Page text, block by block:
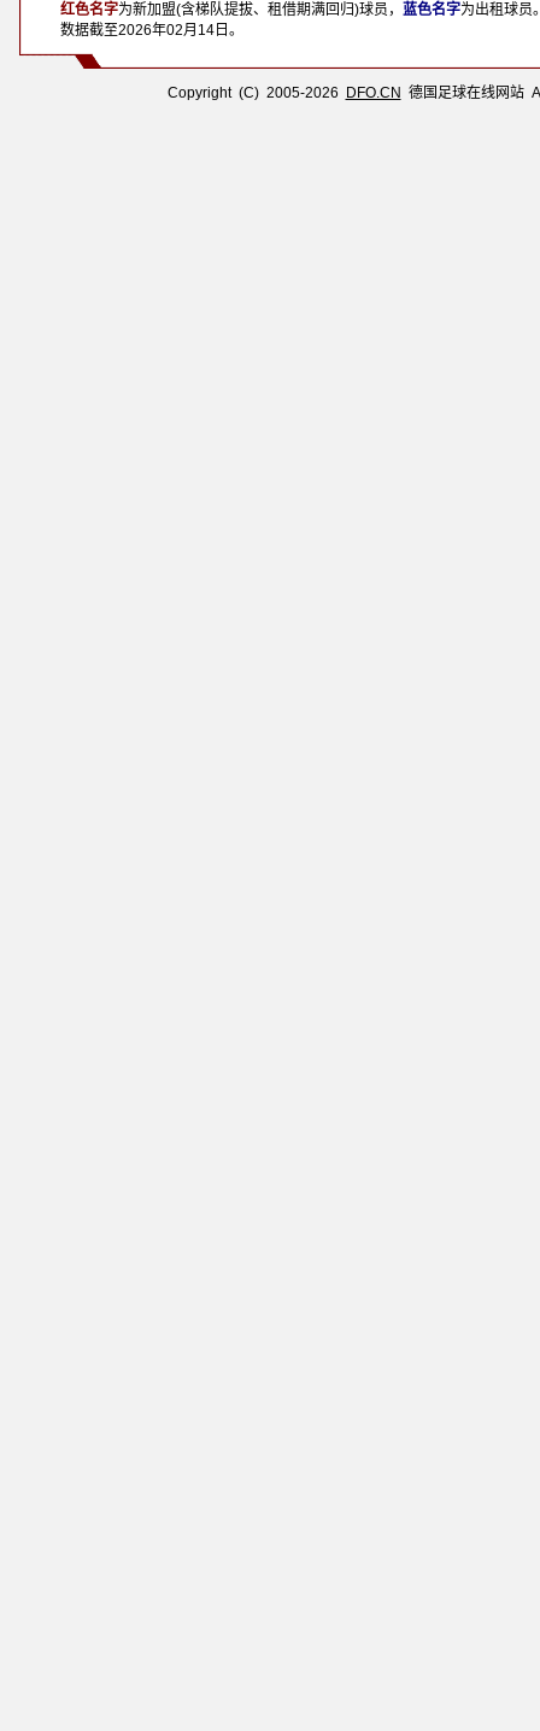
红色名字为新加盟(含梯队提拔、租借期满回归)球员， 蓝色名字为出租球员
数据截至2026年02月14日 。
Copyright (C) 2005-2026 DFO.CN 德国足球在线网站